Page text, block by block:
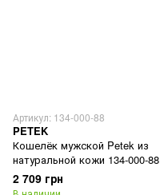
Артикул: 134-000-88
PETEK
Кошелёк мужской Petek из
натуральной кожи 134-000-88
2 709 грн